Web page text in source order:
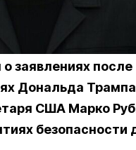
заявлениях после
Дональда
США Марко
безопасности